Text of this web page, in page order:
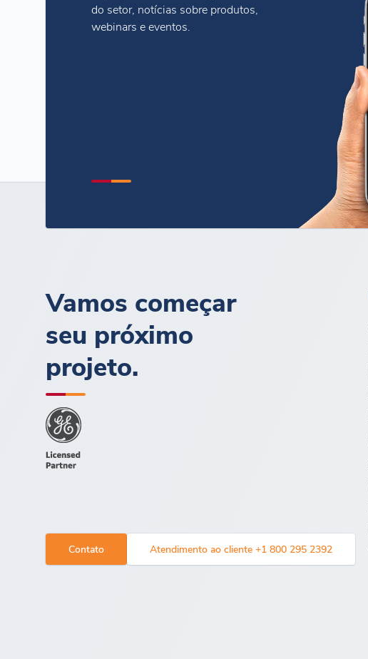
do setor, notícias sobre produtos,
webinars e eventos.
Vamos começar
seu próximo
projeto.
Contato Atendimento ao cliente +1 800 295 2392